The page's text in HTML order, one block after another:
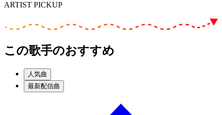
ARTIST PICKUP
この歌手のおすすめ
人気曲
最新配信曲